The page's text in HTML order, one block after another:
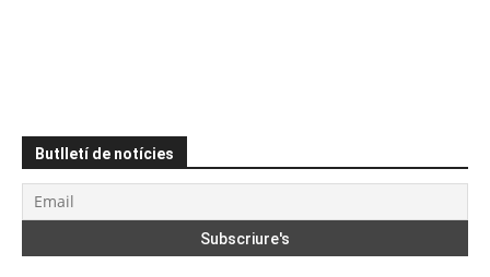
Butlletí de notícies